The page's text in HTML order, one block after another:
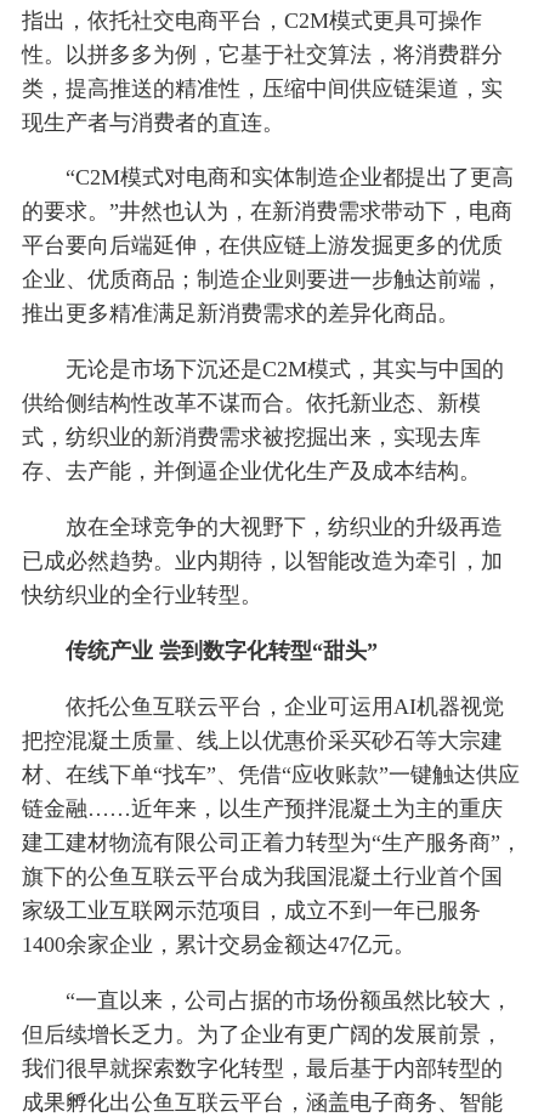
指出，依托社交电商平台，C2M模式更具可操作
性。以拼多多为例，它基于社交算法，将消费群分
类，提高推送的精准性，压缩中间供应链渠道，实
现生产者与消费者的直连。
“C2M模式对电商和实体制造企业都提出了更高
的要求。”井然也认为，在新消费需求带动下，电商
平台要向后端延伸，在供应链上游发掘更多的优质
企业、优质商品；制造企业则要进一步触达前端，
推出更多精准满足新消费需求的差异化商品。
无论是市场下沉还是C2M模式，其实与中国的
供给侧结构性改革不谋而合。依托新业态、新模
式，纺织业的新消费需求被挖掘出来，实现去库
存、去产能，并倒逼企业优化生产及成本结构。
放在全球竞争的大视野下，纺织业的升级再造
已成必然趋势。业内期待，以智能改造为牵引，加
快纺织业的全行业转型。
传统产业 尝到数字化转型“甜头”
依托公鱼互联云平台，企业可运用AI机器视觉
把控混凝土质量、线上以优惠价采买砂石等大宗建
材、在线下单“找车”、凭借“应收账款”一键触达供应
链金融……近年来，以生产预拌混凝土为主的重庆
建工建材物流有限公司正着力转型为“生产服务商”，
旗下的公鱼互联云平台成为我国混凝土行业首个国
家级工业互联网示范项目，成立不到一年已服务
1400余家企业，累计交易金额达47亿元。
“一直以来，公司占据的市场份额虽然比较大，
但后续增长乏力。为了企业有更广阔的发展前景，
我们很早就探索数字化转型，最后基于内部转型的
成果孵化出公鱼互联云平台，涵盖电子商务、智能